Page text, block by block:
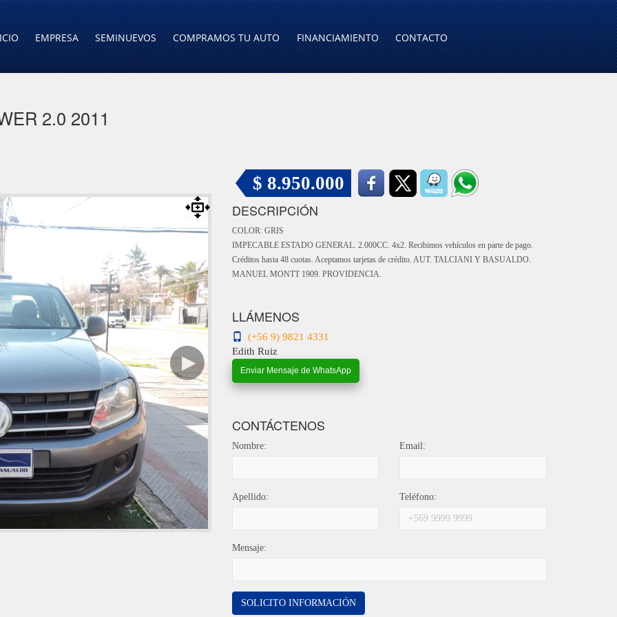
EMPRESA SEMINUEVOS COMPRAMOS TU AUTO FINANCIAMIENTO CONTACTO
2.0 2011
$ 8.950.000
DESCRIPCIÓN
COLOR: GRIS
IMPECABLE ESTADO GENERAL. 2.000CC. 4x2. Recibimos vehículos en parte de pago.
Créditos hasta 48 cuotas. Aceptamos tarjetas de crédito. AUT. TALCIANI Y BASUALDO.
MANUEL MONTT 1909. PROVIDENCIA.
LLÁMENOS
(+56 9) 9821 4331
Edith Ruiz
Enviar Mensaje de WhatsApp
CONTÁCTENOS
Nombre:
Apellido:
Email:
Teléfono:
Mensaje:
SOLICITO INFORMACIÓN